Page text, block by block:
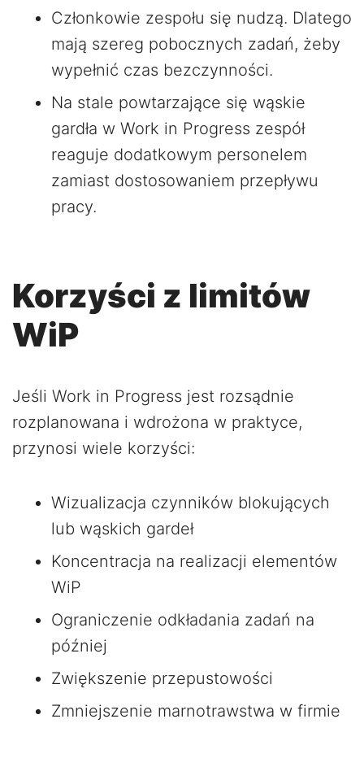
Członkowie zespołu się nudzą. Dlatego
mają szereg pobocznych zadań, żeby
wypełnić czas bezczynności.
Na stale powtarzające się wąskie
gardła w Work in Progress zespół
reaguje dodatkowym personelem
zamiast dostosowaniem przepływu
pracy.
Korzyści z limitów
WiP
Jeśli Work in Progress jest rozsądnie
rozplanowana i wdrożona w praktyce,
przynosi wiele korzyści:
Wizualizacja czynników blokujących
lub wąskich gardeł
Koncentracja na realizacji elementów
WiP
Ograniczenie odkładania zadań na
później
Zwiększenie przepustowości
Zmniejszenie marnotrawstwa w firmie